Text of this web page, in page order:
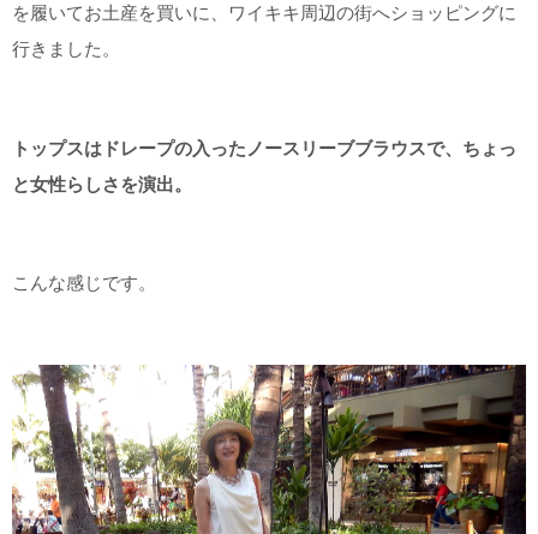
を履いてお土産を買いに、ワイキキ周辺の街へショッピングに
行きました。
トップスはドレープの入ったノースリーブブラウスで、ちょっ
と女性らしさを演出。
こんな感じです。